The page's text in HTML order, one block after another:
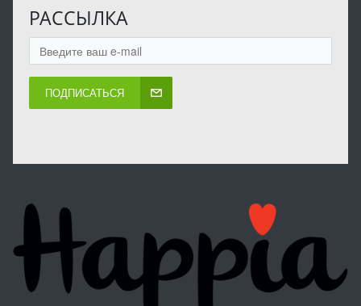
РАССЫЛКА
ПОДПИСАТЬСЯ